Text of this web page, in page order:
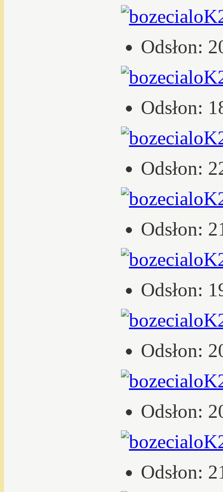
Odsłon:
Odsłon:
Odsłon:
Odsłon:
Odsłon:
Odsłon:
Odsłon:
Odsłon: